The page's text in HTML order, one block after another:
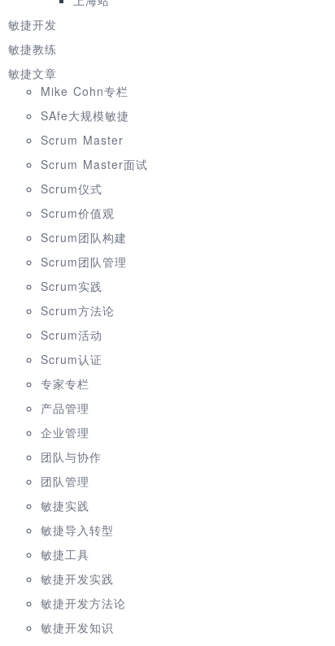
敏捷开发
敏捷教练
敏捷文章
Mike Cohn专栏
SAfe大规模敏捷
Scrum Master
Scrum Master面试
Scrum仪式
Scrum价值观
Scrum团队构建
Scrum团队管理
Scrum实践
Scrum方法论
Scrum活动
Scrum认证
专家专栏
产品管理
企业管理
团队与协作
团队管理
敏捷实践
敏捷导入转型
敏捷工具
敏捷开发实践
敏捷开发方法论
敏捷开发知识